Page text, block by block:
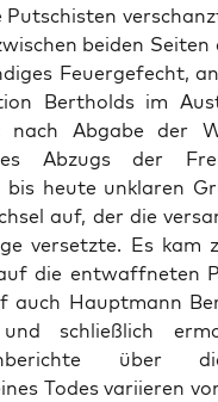
bei­den
Feuerge­fecht,
Bertholds im
nach Abgabe der
Abzugs der
heute unklaren
auf, der die
ver­set­zte. Es kam
die ent­waffneten
auch Haupt­mann
schließlich
über
Todes vari­ieren